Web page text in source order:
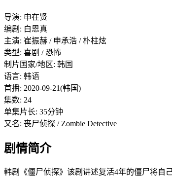
导演: 申在贤
编剧: 白恩真
主演: 崔振赫 / 申承浩 / 朴柱炫
类型: 喜剧 / 恐怖
制片国家/地区: 韩国
语言: 韩语
首播: 2020-09-21(韩国)
集数: 24
单集片长: 35分钟
又名: 丧尸侦探 / Zombie Detective
剧情简介
韩剧《僵尸侦探》该剧讲述复活4年的僵尸将自